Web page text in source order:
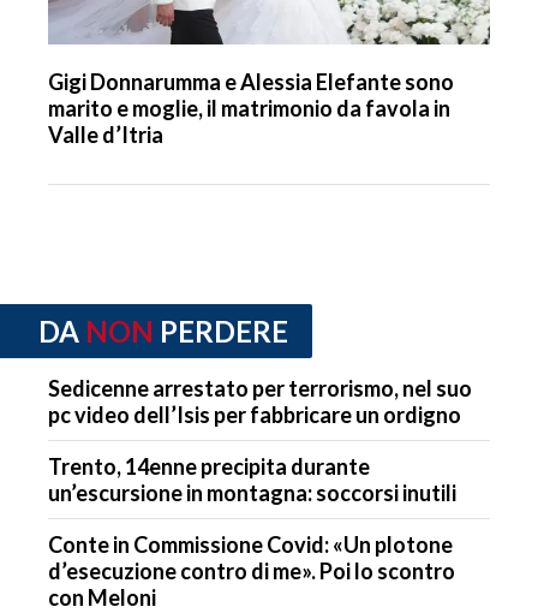
Gigi Donnarumma e Alessia Elefante sono
marito e moglie, il matrimonio da favola in
Valle d’Itria
DA NON PERDERE
Sedicenne arrestato per terrorismo, nel suo
pc video dell’Isis per fabbricare un ordigno
Trento, 14enne precipita durante
un’escursione in montagna: soccorsi inutili
Conte in Commissione Covid: «Un plotone
d’esecuzione contro di me». Poi lo scontro
con Meloni